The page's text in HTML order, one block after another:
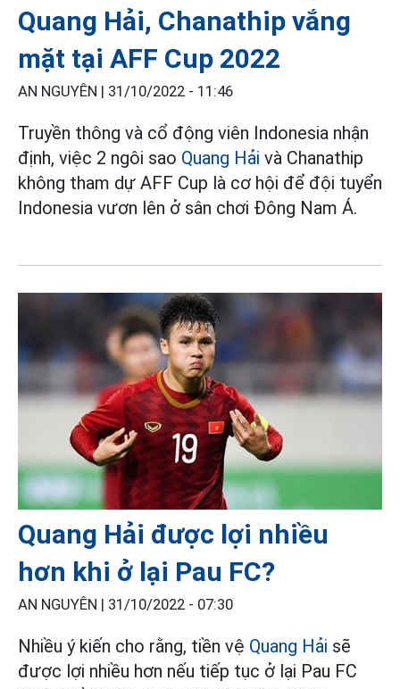
Quang Hải, Chanathip vắng
mặt tại AFF Cup 2022
AN NGUYÊN | 31/10/2022 - 11:46
Truyền thông và cổ động viên Indonesia nhận
định, việc 2 ngôi sao Quang Hải và Chanathip
không tham dự AFF Cup là cơ hội để đội tuyển
Indonesia vươn lên ở sân chơi Đông Nam Á.
Quang Hải được lợi nhiều
hơn khi ở lại Pau FC?
AN NGUYÊN | 31/10/2022 - 07:30
Nhiều ý kiến cho rằng, tiền vệ Quang Hải sẽ
được lợi nhiều hơn nếu tiếp tục ở lại Pau FC